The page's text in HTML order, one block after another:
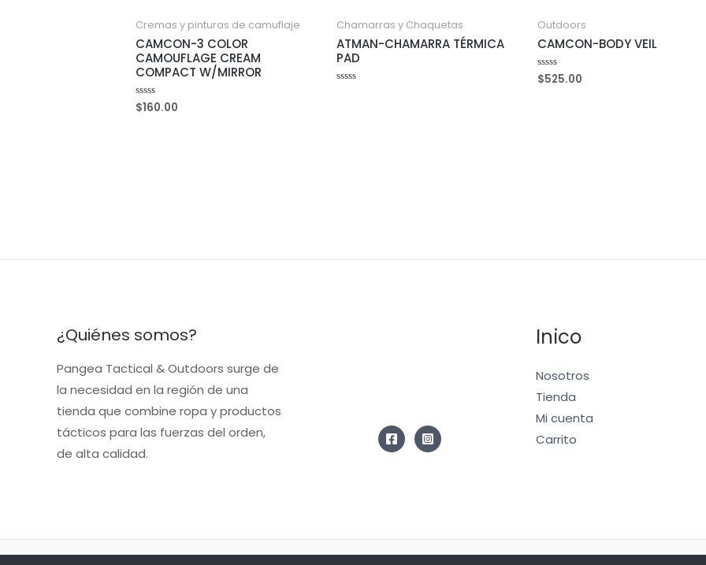
Cremas y pinturas de camuflaje
CAMCON-3 COLOR
CAMOUFLAGE CREAM
COMPACT W/MIRROR
Rated
0
$160.00
Chamarras y Chaquetas
ATMAN-CHAMARRA TÉRMICA
PAD
Outdoors
CAMCON-BODY VEIL
Rated
0
$525.00
¿Quiénes somos?
Pangea Tactical & Outdoors surge de
la necesidad en la región de una
tienda que combine ropa y productos
tácticos para las fuerzas del orden,
de alta calidad.
Inico
Nosotros
Tienda
Mi cuenta
Carrito